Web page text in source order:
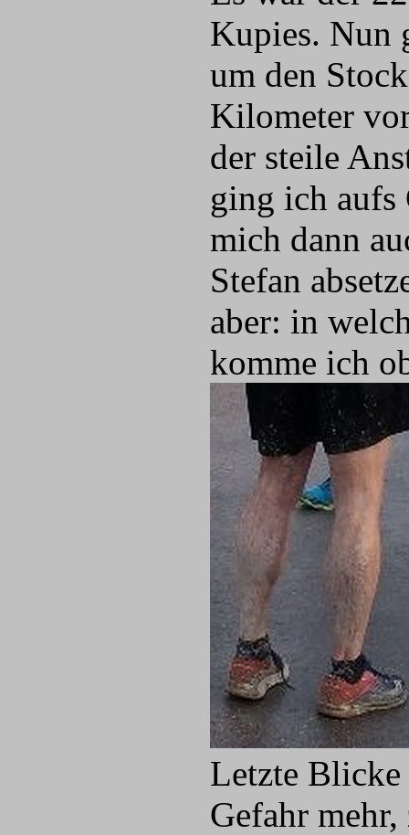
Kupies. Nun
um den
Kilometer
der steile
ging ich aufs
mich dann
Stefan
aber: in
komme ich
Letzte
Gefahr